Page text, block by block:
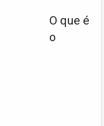
O que é
o